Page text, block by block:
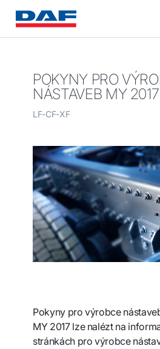
POKYNY PRO
NÁSTAVEB MY 2017
LF-CF-XF
Pokyny pro výrobce
MY 2017 lze nalézt na
stránkách pro výrobce